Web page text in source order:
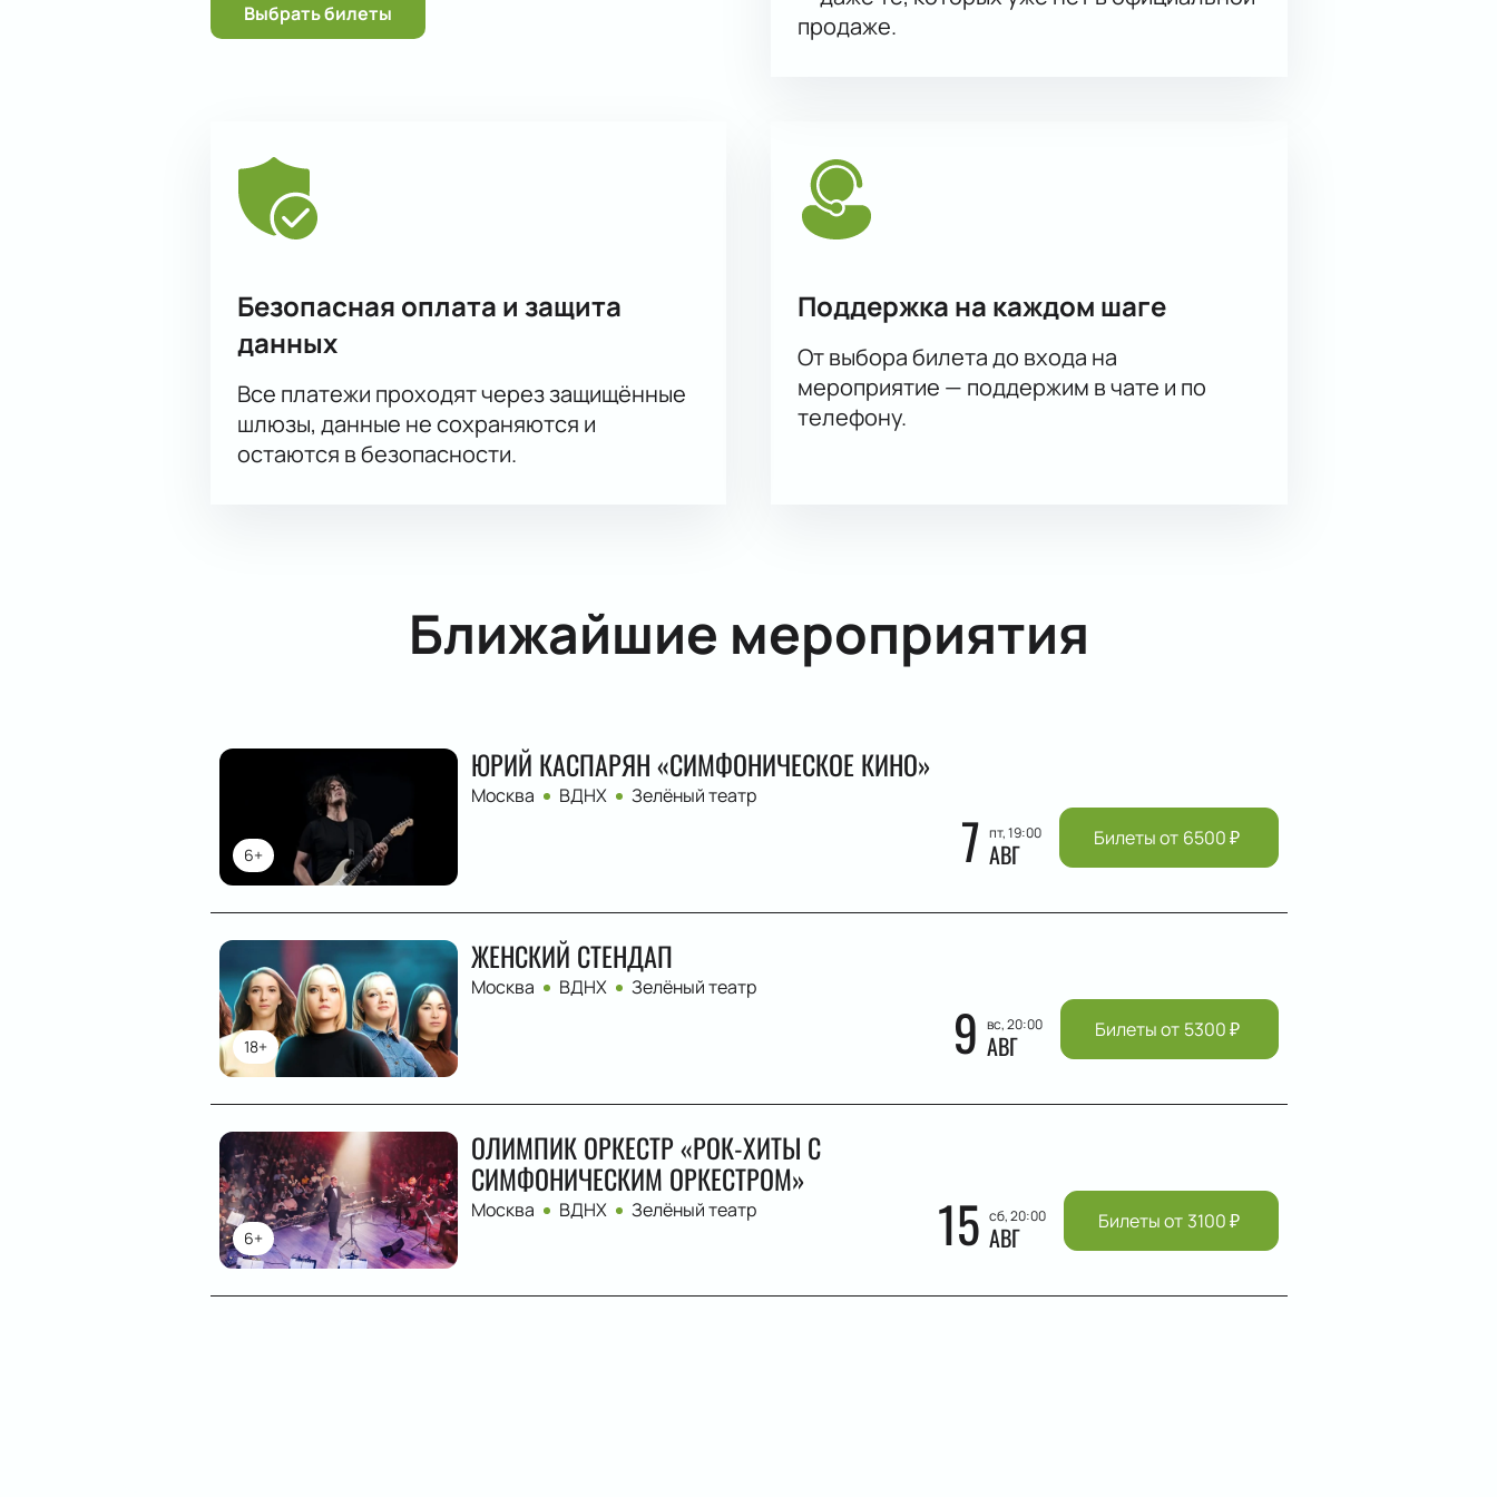
Выбрать билеты
продаже.
Безопасная оплата и защита
данных
Все платежи проходят через защищённые
шлюзы, данные не сохраняются и
остаются в безопасности.
Поддержка на каждом шаге
От выбора билета до входа на
мероприятие — поддержим в чате и по
телефону.
Ближайшие мероприятия
6+
ЮРИЙ КАСПАРЯН «СИМФОНИЧЕСКОЕ КИНО»
Москва ВДНХ Зелёный театр
7 пт, 19:00
АВГ Билеты от 6500₽
18+
ЖЕНСКИЙ СТЕНДАП
Москва ВДНХ Зелёный театр
9 вс, 20:00
АВГ Билеты от 5300₽
6+
ОЛИМПИК ОРКЕСТР «РОК-ХИТЫ С
СИМФОНИЧЕСКИМ ОРКЕСТРОМ»
Москва ВДНХ Зелёный театр 15 сб, 20:00
АВГ Билеты от 3100₽